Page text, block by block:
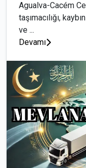
Agualva-Cacém
taşımacılığı,
ve ...
Devamı